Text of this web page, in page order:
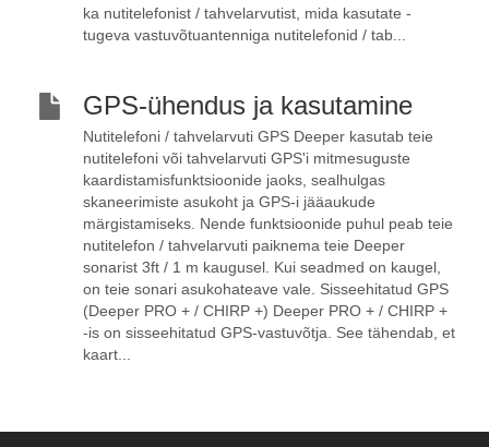
ka nutitelefonist / tahvelarvutist, mida kasutate -
tugeva vastuvõtuantenniga nutitelefonid / tab...
GPS-ühendus ja kasutamine
Nutitelefoni / tahvelarvuti GPS Deeper kasutab teie
nutitelefoni või tahvelarvuti GPS'i mitmesuguste
kaardistamisfunktsioonide jaoks, sealhulgas
skaneerimiste asukoht ja GPS-i jääaukude
märgistamiseks. Nende funktsioonide puhul peab teie
nutitelefon / tahvelarvuti paiknema teie Deeper
sonarist 3ft / 1 m kaugusel. Kui seadmed on kaugel,
on teie sonari asukohateave vale. Sisseehitatud GPS
(Deeper PRO + / CHIRP +) Deeper PRO + / CHIRP +
-is on sisseehitatud GPS-vastuvõtja. See tähendab, et
kaart...